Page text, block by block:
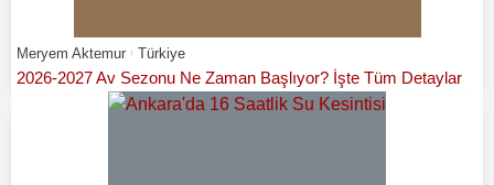
Meryem Aktemur Türkiye
2026-2027 Av Sezonu Ne Zaman Başlıyor? İşte Tüm Detaylar